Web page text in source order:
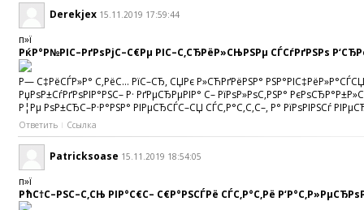
Derekjex 15.11.2019 17:59:44
п»ї
РќР°Р№РІС–РґРѕРјС–С€Рµ РІС–С‚СЂРёР»СЊРЅРµ СЃСѓРґРЅРѕ
Р— С‡РёСЃР»Р° С‚РёС… РїС–СЂ, СЏРє Р»СЋРґРёРЅР° РЅР°РІС‡РёР»Р°СЃСЏ
РџРѕР±СѓРґРѕРІР°РЅС– Р· РґРµСЂРµРІР° С– РїРѕР»РѕС‚РЅР°
Р¦Рµ РѕР±СЂС–Р·Р°РЅР° РІРµСЂСЃС–СЏ СЃС‚Р°С‚С‚С–, Р° РїРѕРІРЅСѓ
Ответить Ссылка
Patricksoase 15.11.2019 18:54:05
п»ї
РћС†С–РЅС–С‚СЊ РІР°С€С– С€Р°РЅСЃРё СЃС‚Р°С‚Рё